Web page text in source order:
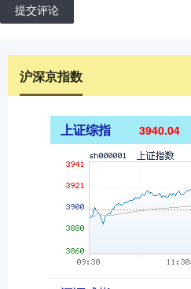
提交评论
沪深京指数
上证综指 3940.04